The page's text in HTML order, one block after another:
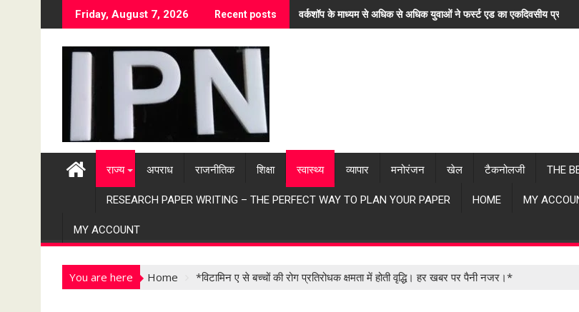
k
Friday, August 7, 2026 Recent posts वर्कशॉप के माध्यम से अधिक से अधिक युवाओं ने फर्स्ट एड का एकदिवसीय
राज्य अपराध राजनीतिक शिक्षा स्वास्थ्य व्यापार मनोरंजन खेल टैकनोलजी THE
RESEARCH PAPER WRITING – THE PERFECT WAY TO PLAN YOUR PAPER HOME MY
MY ACCOUNT
You are here Home *विटामिन ए से बच्चों की रोग प्रतिरोधक क्षमता में होती वृद्धि। हर खबर पर पैनी नजर।*